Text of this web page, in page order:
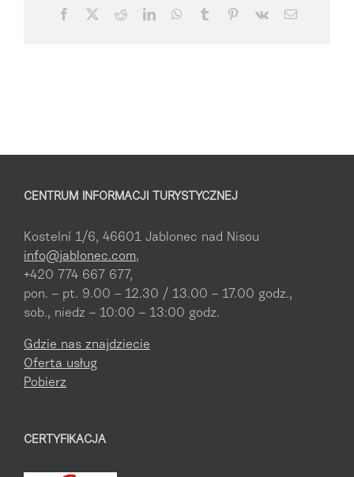
Facebook RedditLinkedInWhatsApp
Tumblr Pinterest
Vk Email
CENTRUM INFORMACJI TURYSTYCZNEJ
Kostelní 1/6, 46601 Jablonec nad Nisou
info@jablonec.com,
+420 774 667 677,
pon. – pt. 9.00 – 12.30 / 13.00 – 17.00 godz.,
sob., niedz – 10:00 – 13:00 godz.
Gdzie nas znajdziecie
Oferta usług
Pobierz
CERTYFIKACJA